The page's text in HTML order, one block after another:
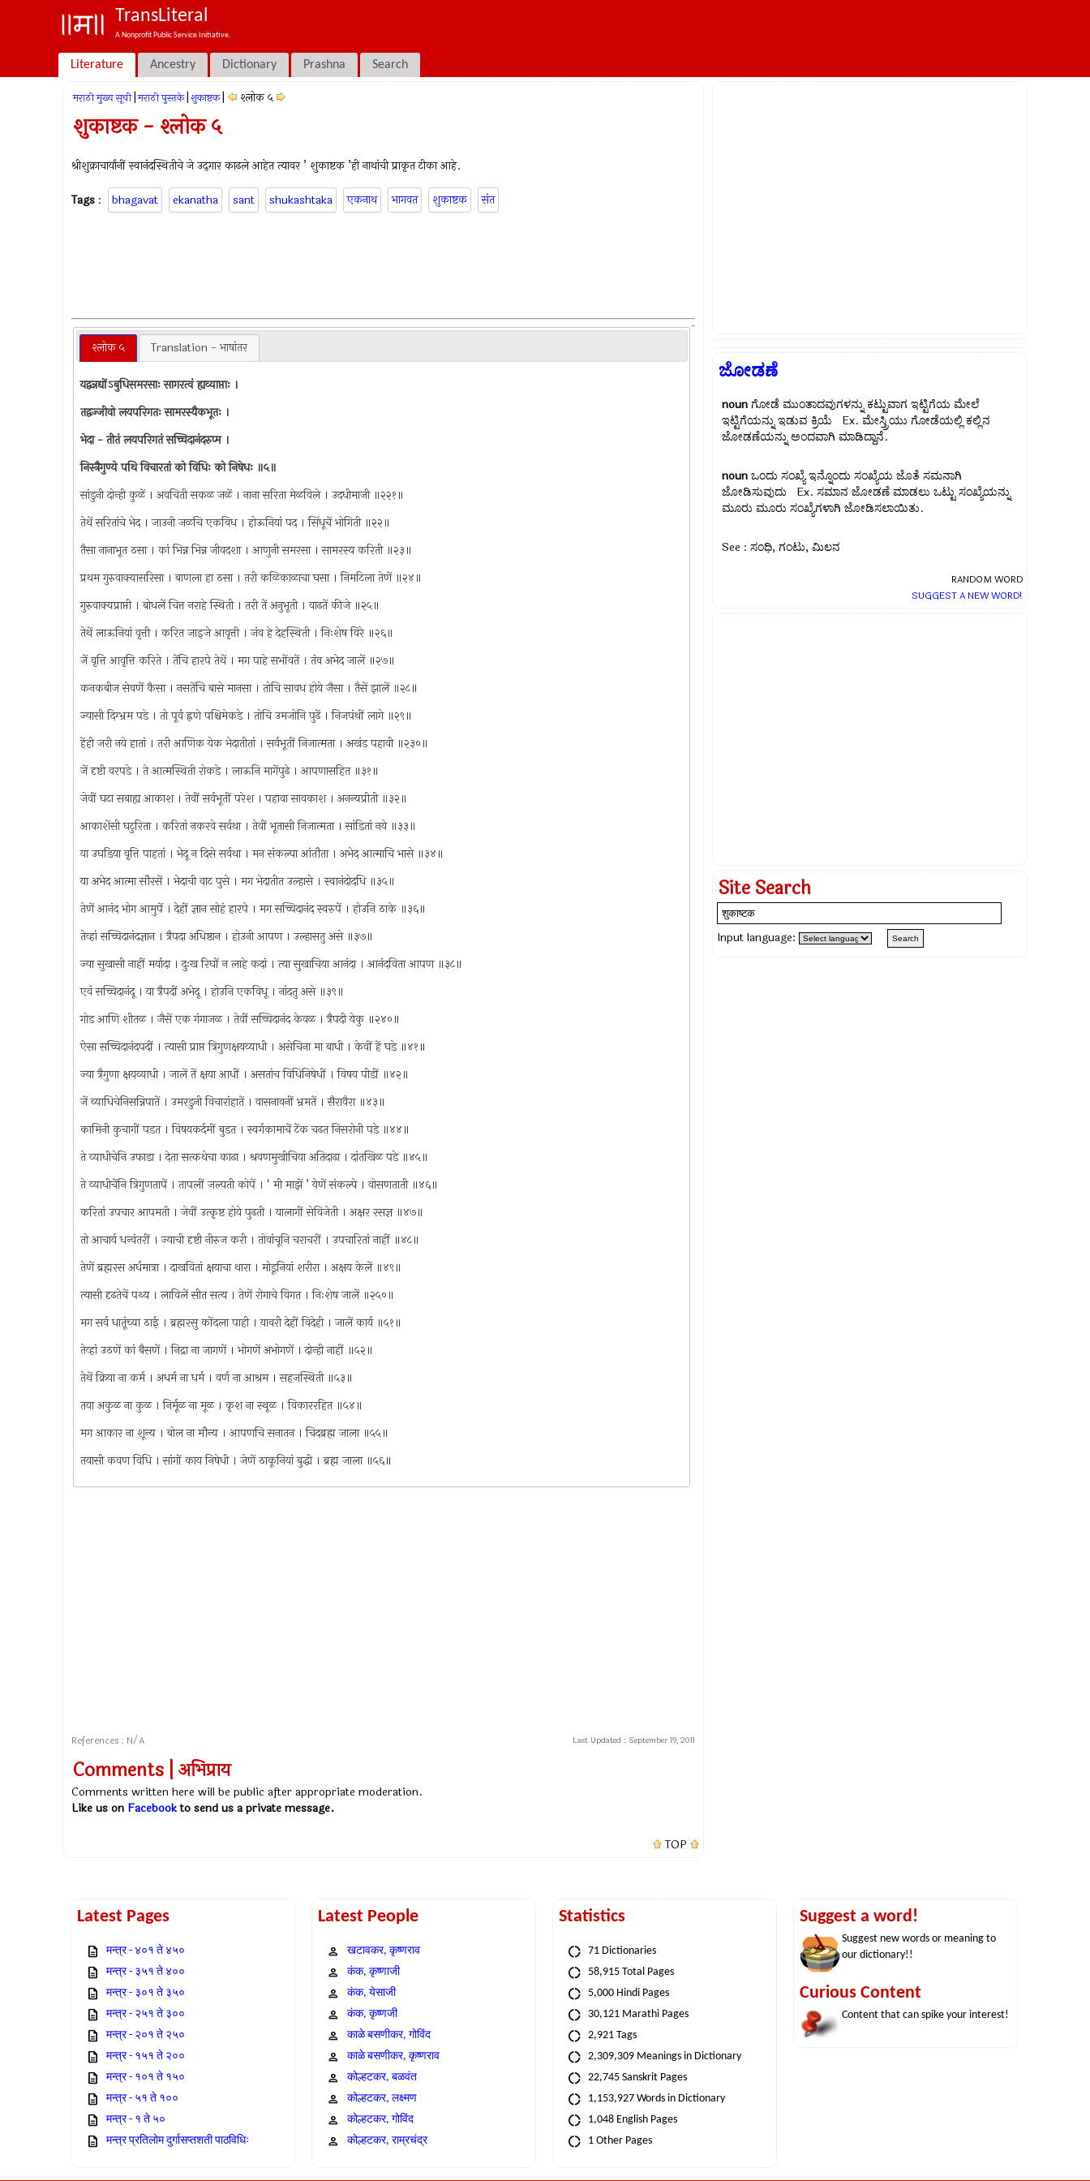
TransLiteral
A Nonprofit Public Service Initiative.
Literature Ancestry Dictionary Prashna Search
मराठी मुख्य सूची मराठी पुस्तके शुकाष्टक श्लोक ५
शुकाष्टक - श्लोक ५
श्रीशुक्राचार्यांनीं स्वानंदस्थितीचे जे उद्‍गार काढले आहेत त्यावर ’ शुकाष्टक ’ही नाथांची प्राकृत टीका आहे.
Tags : bhagavat ekanatha sant shukashtaka एकनाथ भागवत शुकाष्टक संत
श्लोक ५ Translation - भाषांतर
यद्वन्नद्योंऽबुधिसमरसाः सागरत्वं ह्यव्याप्ताः ।
तद्वज्जीवो लयपरिगतः सामरस्यैकभूतः ।
भेदा - तीतं लयपरिगतं सच्चिदानंदरुप्म ।
निस्त्रैगुण्ये पथि विचारतां को विधिः को निषेधः ॥५॥
सांडुनी दोन्ही कुळें । अवचिती सकळ जळें । नाना सरिता मेळविले । उदधीमाजी ॥२२१॥
तेथें सरितांचे भेद । जाउनी जळचि एकविध । होऊनियां पद । सिंधूचें भोगिती ॥२२॥
तैसा नानाभूत ठसा । कां भिन्न भिन्न जीवदशा । आणुनी समरसा । सामरस्य करिती ॥२३॥
प्रथम गुरुवाक्यासरिसा । बाणला हा ठसा । तरी कळिकाळाचा घसा । निमटिला तेणें ॥२४॥
गुरुवाक्यप्राप्ती । बोधलें चित्त नराहे स्थिती । तरी तें अनुभूती । वाढतें कीजे ॥२५॥
तेथें लाऊनियां वृत्ती । करित जाइजे आवृत्ती । जंव हे देहस्थिती । निःशेष विरे ॥२६॥
जें वृत्ति आवृत्ति करिते । तेंचि हारपे तेथें । मग पाहे सभोंवतें । तंव अभेद जालें ॥२७॥
कनकबीज सेवणें कैसा । नसतेंचि बासे मानसा । तोचि सावध होये जैसा । तैसें झालें ॥२८॥
ज्यासी दिग्भ्रम पडे । तो पूर्व ह्नणे पश्चिमेकडे । तोचि उमजोनि पुढें । निजपंथीं लागे ॥२९॥
हेंही जरी नये हातां । तरी आणिक येक भेदातीतां । सर्वभूतीं निजात्मता । अखंड पहावी ॥२३०॥
जें दृष्टी वरपडे । ते आत्मस्थिती रोकडे । लाऊनि मागेंपुढे । आपणासहित ॥३१॥
जेवीं घटा सबाह्य आकाश । तेवीं सर्वभूतीं परेश । पहावा सावकाश । अनन्यप्रीती ॥३२॥
आकाशेंसी घटुरिता । करितां नकरवे सर्वथा । तेवीं भूतासी निजात्मता । सांडितां नये ॥३३॥
या उघडिया वृत्ति पाहतां । भेदू न दिसे सर्वथा । मन संकल्पा आंतौता । अभेद आत्माचि भासे ॥३४॥
या अभेद आत्मा सौरसें । भेदाची वाट पुसे । मग भेदातीत उल्हासे । स्वानंदोदधि ॥३५॥
तेणें आनंद भोग आमुपें । देहीं ज्ञान सोहं हारपे । मग सच्चिदानंद स्वरुपें । होउनि ठाके ॥३६॥
तेव्हां सच्चिदानंदज्ञान । त्रैपदा अधिष्ठान । होउनी आपण । उल्हासतु असे ॥३७॥
ज्या सुखासी नाहीं मर्यादा । दुःख रिघों न लाहे कदां । त्या सुखाचिया आनंदा । आनंदविता आपण ॥३८॥
एवं सच्चिदानंदू । या त्रैपदीं अभेदू । होउनि एकविधू । नांदतु असे ॥३९॥
गोड आणि शीतळ । जैसें एक गंगाजळ । तेवीं सच्चिदानंद केवळ । त्रैपदी येकु ॥२४०॥
ऐसा सच्चिदानंदपदीं । त्यासी प्राप्त त्रिगुणक्षयव्याधी । असेचिना मा बाधी । केवीं हें घडे ॥४१॥
ज्या त्रैगुणा क्षयव्याधी । जालें तें क्षया आधीं । असतांच विधिनिषेधीं । विषय पीडीं ॥४२॥
जें व्याधिचेनिसन्निपातें । उमरडुनी विचारांहातें । वासनावनीं भ्रमतें । सैरावैरा ॥४३॥
कामिनी कुचागीं पडत । विषयकर्दमीं बुडत । स्वर्गकामाचें टेंक चढत निसरोनी पडे ॥४४॥
ते व्याधीचेनि उफाडा । देता सत्कथेचा काढा । श्रवणमुखीचिया अतिदाढा । दांतखिळ पडे ॥४५॥
ते व्याधीचेंनि त्रिगुणतापें । तापलीं जल्पती कोपें । ‘ मी माझें ’ येणें संकल्पे । वोसणताती ॥४६॥
करितां उपचार आपमती । जेवीं उत्कृष्ट होये पुढती । यालागीं सेविजेती । अक्षर रसज्ञ ॥४७॥
तो आचार्य धन्वंतरीं । ज्याची दृष्टी नीरुज करी । तोवांचूनि चराचरीं । उपचारितां नाहीं ॥४८॥
तेणें ब्रह्मरस अर्धमात्रा । दाखवितां क्षयाचा थारा । मोडूनियां शरीरा । अक्षय केलें ॥४९॥
त्यासी दृढतेचें पथ्य । लाविलें सीत सत्य । तेणें रोगाचे विगत । निःशेष जालें ॥२५०॥
मग सर्व धातूंच्या ठाई । ब्रह्मरसु कोंदला पाही । यावरी देहीं विदेही । जालें कार्य ॥५१॥
तेव्हां उठणें कां बैसणें । निद्रा ना जागणें । भोगणें अभोगणें । दोन्ही नाहीं ॥५२॥
तेथें क्रिया ना कर्म । अधर्म ना धर्म । वर्ण ना आश्रम । सहजस्थिती ॥५३॥
तया अकुळ ना कुळ । निर्मूळ ना मूळ । कृश ना स्थूळ । विकाररहित ॥५४॥
मग आकार ना शून्य । बोल ना मौन्य । आपणचि सनातन । चिदब्रह्म जाला ॥५५॥
तयासी कवण विधि । सांगों काय निषेधी । जेणें ठाकूनियां बुद्धी । ब्रह्म जाला ॥५६॥
References : N/A Last Updated : September 19, 2011
Comments | अभिप्राय
Comments written here will be public after appropriate moderation.
Like us on Facebookto send us a private message.
TOP
ಜೋಡಣೆ
nounಗೋಡೆ ಮುಂತಾದವುಗಳನ್ನು ಕಟ್ಟುವಾಗ ಇಟ್ಟಿಗೆಯ ಮೇಲೆ
ಇಟ್ಟಿಗೆಯನ್ನು ಇಡುವ ಕ್ರಿಯೆ Ex. ಮೇಸ್ತ್ರಿಯು ಗೋಡೆಯಲ್ಲಿ ಕಲ್ಲಿನ
ಜೋಡಣೆಯನ್ನು ಅಂದವಾಗಿ ಮಾಡಿದ್ದಾನೆ.
nounಒಂದು ಸಂಖ್ಯೆ ಇನ್ನೊಂದು ಸಂಖ್ಯೆಯ ಜೊತೆ ಸಮನಾಗಿ
ಜೋಡಿಸುವುದು Ex. ಸಮಾನ ಜೋಡಣೆ ಮಾಡಲು ಒಟ್ಟು ಸಂಖ್ಯೆಯನ್ನು
ಮೂರು ಮೂರು ಸಂಖ್ಯೆಗಳಾಗಿ ಜೋಡಿಸಲಾಯಿತು.
See : ಸಂಧಿ, ಗಂಟು, ಮಿಲನ
RANDOM WORD
SUGGEST A NEW WORD!
Site Search
Input language:
Latest Pages
मन्त्र - ४०१ ते ४५०
मन्त्र - ३५१ ते ४००
मन्त्र - ३०१ ते ३५०
मन्त्र - २५१ ते ३००
मन्त्र - २०१ ते २५०
मन्त्र - १५१ ते २००
मन्त्र - १०१ ते १५०
मन्त्र - ५१ ते १००
मन्त्र - १ ते ५०
मन्त्र प्रतिलोम दुर्गासप्तशती पाठविधिः
Latest People
खटावकर, कृष्णराव
कंक, कृष्णाजी
कंक, येसाजी
कंक, कृष्णजी
काळे बसणीकर, गोविंद
काळे बसणीकर, कृष्णराव
कोल्हटकर, बळवंत
कोल्हटकर, लक्ष्मण
कोल्हटकर, गोविंद
कोल्हटकर, राम्रचंद्र
Statistics
71 Dictionaries
58,915 Total Pages
5,000 Hindi Pages
30,121 Marathi Pages
2,921 Tags
2,309,309 Meanings in Dictionary
22,745 Sanskrit Pages
1,153,927 Words in Dictionary
1,048 English Pages
1 Other Pages
Suggest a word!
Suggest new words or meaning to
our dictionary!!
Curious Content
Content that can spike your interest!